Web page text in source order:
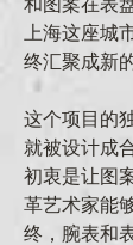
和图案在表
上海这座城
终汇聚成新
这个项目的
就被设计成
初衷是让图
革艺术家能
终，腕表和